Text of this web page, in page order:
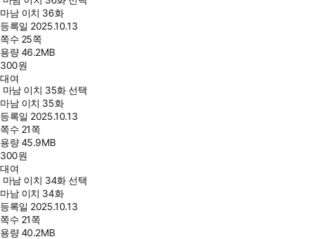
마남 이치 36화
등록일 2025.10.13
쪽수 25쪽
용량46.2MB
300원
대여
마남 이치 35화 선택
마남 이치 35화
등록일 2025.10.13
쪽수 21쪽
용량45.9MB
300원
대여
마남 이치 34화 선택
마남 이치 34화
등록일 2025.10.13
쪽수 21쪽
용량40.2MB